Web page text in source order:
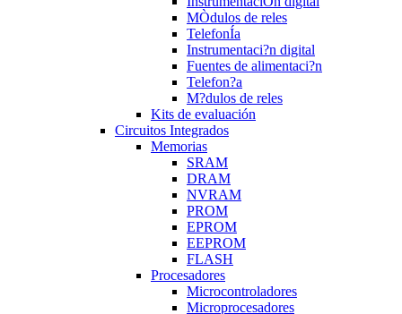
MÒdulos de reles
TelefonÍa
Instrumentaci?n digital
Fuentes de alimentaci?n
Telefon?a
M?dulos de reles
Kits de evaluación
Circuitos Integrados
Memorias
SRAM
DRAM
NVRAM
PROM
EPROM
EEPROM
FLASH
Procesadores
Microcontroladores
Microprocesadores